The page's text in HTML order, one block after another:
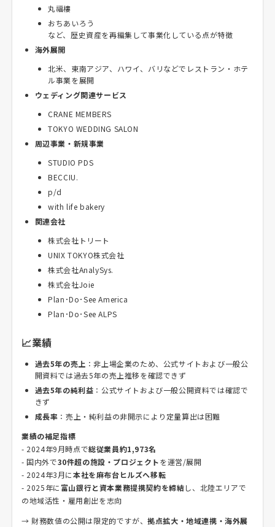
丸福樓
おちあいろう
など、歴史資産を再編集して事業化している点が特徴
海外展開
北米、東南アジア、ハワイ、バリなどでレストラン・ホテ
ル事業を展開
ウェディング関連サービス
CRANE MEMBERS
TOKYO WEDDING SALON
周辺事業・新規事業
STUDIO PDS
BECCIU.
p/d
with life bakery
関連会社
株式会社トリート
UNIX TOKYO株式会社
株式会社AnalySys.
株式会社Joie
Plan･Do･See America
Plan･Do･See ALPS
📈業績
過去5年の売上 ：非上場企業のため、公式サイトおよび一般公
開資料では過去5年の売上推移を確認できず
過去5年の純利益 ：公式サイトおよび一般公開資料では確認で
きず
成長率 ：売上・純利益の非開示により定量算出は困難
業績の補足指標
- 2024年9月時点で総従業員約1,973名
- 国内外で30件超の施設・プロジェクトを運営/展開
- 2024年3月に本社を麻布台ヒルズへ移転
- 2025年に富山銀行と資本業務提携契約を締結し、北陸エリアで
の地域活性・雇用創出を志向
→ 財務数値の公開は限定的ですが、拠点拡大・地域連携・海外展